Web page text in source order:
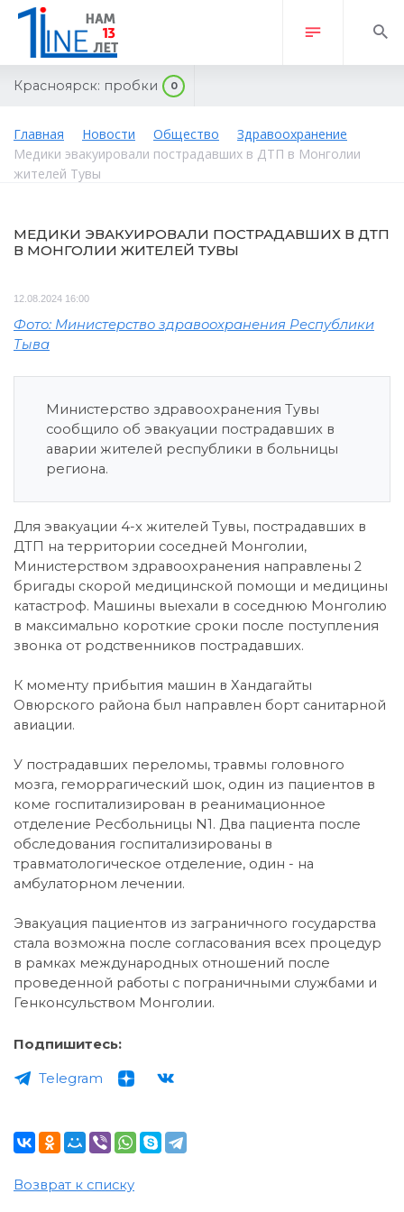
Красноярск: пробки 0
Главная Новости Общество
Здравоохранение
Медики эвакуировали пострадавших в ДТП в Монголии
жителей Тувы
МЕДИКИ ЭВАКУИРОВАЛИ ПОСТРАДАВШИХ В ДТП
В МОНГОЛИИ ЖИТЕЛЕЙ ТУВЫ
12.08.2024 16:00
Фото: Министерство здравоохранения Республики
Тыва
Министерство здравоохранения Тувы
сообщило об эвакуации пострадавших в
аварии жителей республики в больницы
региона.
Для эвакуации 4-х жителей Тувы, пострадавших в
ДТП на территории соседней Монголии,
Министерством здравоохранения направлены 2
бригады скорой медицинской помощи и медицины
катастроф. Машины выехали в соседнюю Монголию
в максимально короткие сроки после поступления
звонка от родственников пострадавших.
К моменту прибытия машин в Хандагайты
Овюрского района был направлен борт санитарной
авиации.
У пострадавших переломы, травмы головного
мозга, геморрагический шок, один из пациентов в
коме госпитализирован в реанимационное
отделение Ресбольницы N1. Два пациента после
обследования госпитализированы в
травматологическое отделение, один - на
амбулаторном лечении.
Эвакуация пациентов из заграничного государства
стала возможна после согласования всех процедур
в рамках международных отношений после
проведенной работы с пограничными службами и
Генконсульством Монголии.
Подпишитесь:
Telegram
Возврат к списку